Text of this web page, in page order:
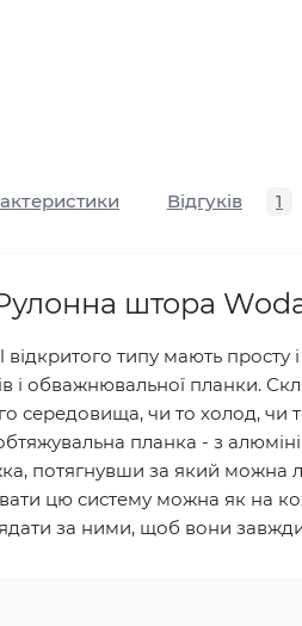
Відгуків 1
штора
типу мають
і обважнювальної планки.
середовища, чи то холод,
планка - з
потягнувши за який можна
цю систему можна як на
за ними, щоб вони